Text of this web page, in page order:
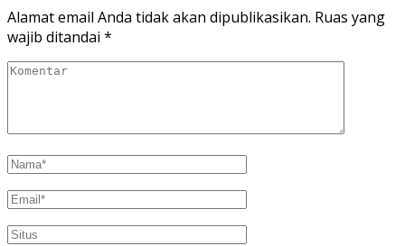
Alamat email Anda tidak akan dipublikasikan. Ruas yang
wajib ditandai *